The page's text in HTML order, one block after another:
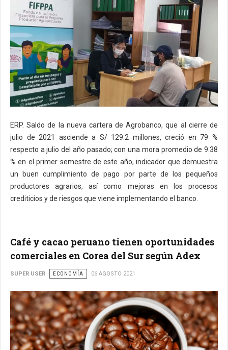
ERP. Saldo de la nueva cartera de Agrobanco, que al cierre de
julio de 2021 asciende a S/ 129.2 millones, creció en 79 %
respecto a julio del año pasado; con una mora promedio de 9.38
% en el primer semestre de este año, indicador que demuestra
un buen cumplimiento de pago por parte de los pequeños
productores agrarios, así como mejoras en los procesos
crediticios y de riesgos que viene implementando el banco.
Café y cacao peruano tienen oportunidades
comerciales en Corea del Sur según Adex
SUPER USER ECONOMÍA 06 AGOSTO 2021